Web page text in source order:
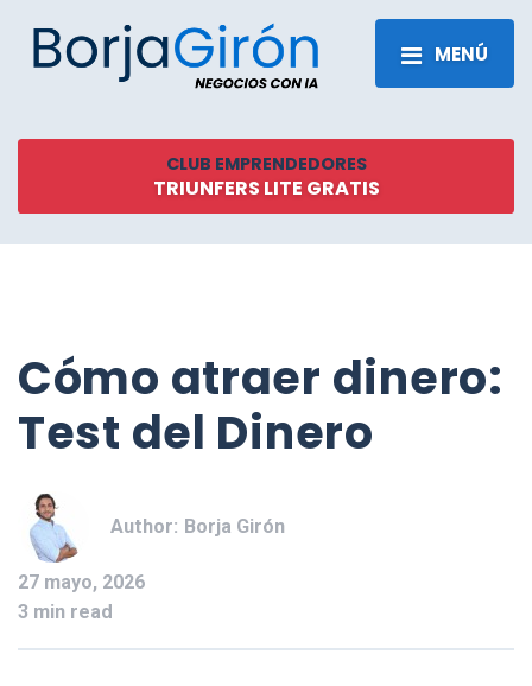
MENÚ
CLUB EMPRENDEDORES
TRIUNFERS LITE GRATIS
Cómo atraer dinero:
Test del Dinero
Author: Borja Girón
27 mayo, 2026
3 min read